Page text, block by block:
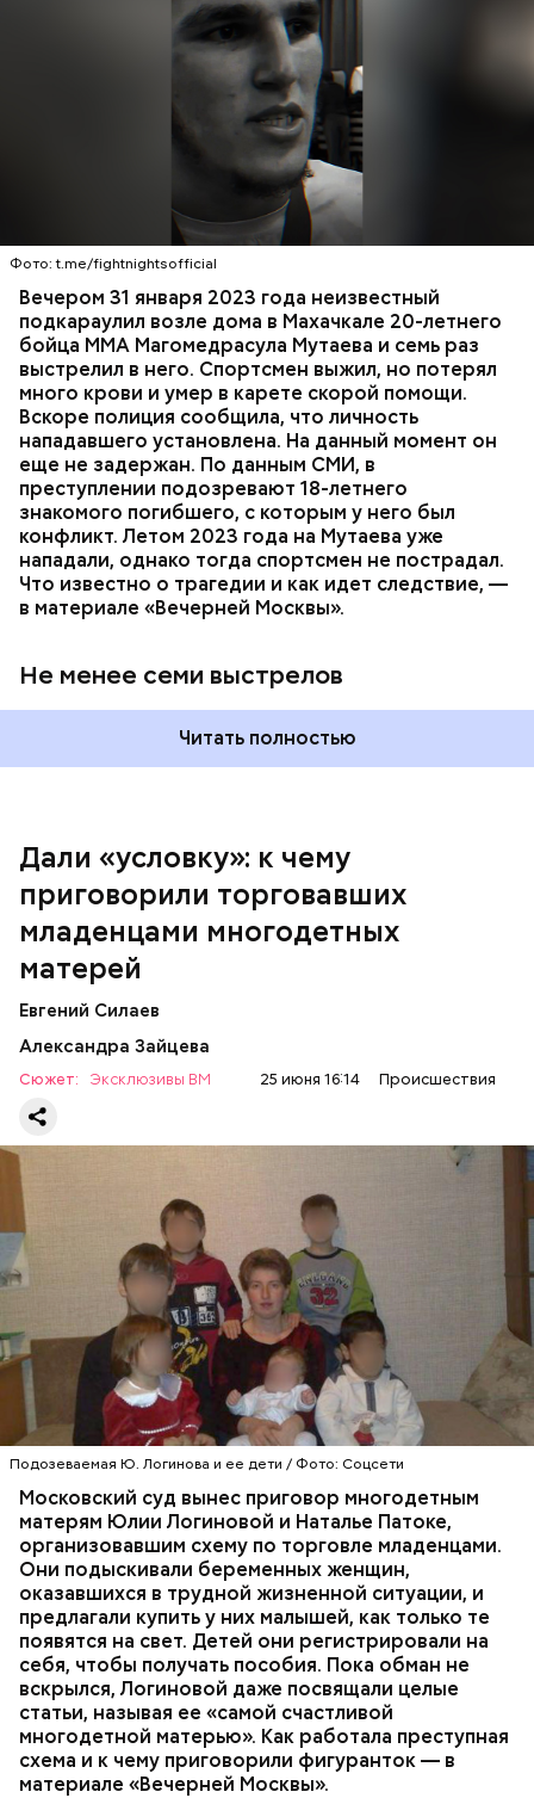
Фото: t.me/fightnightsofficial
Вечером 31 января 2023 года неизвестный
подкараулил возле дома в Махачкале 20-летнего
бойца ММА Магомедрасула Мутаева и семь раз
выстрелил в него. Спортсмен выжил, но потерял
много крови и умер в карете скорой помощи.
Вскоре полиция сообщила, что личность
нападавшего установлена. На данный момент он
еще не задержан. По данным СМИ, в
преступлении подозревают 18-летнего
знакомого погибшего, с которым у него был
конфликт. Летом 2023 года на Мутаева уже
нападали, однако тогда спортсмен не пострадал.
Что известно о трагедии и как идет следствие, —
в материале «Вечерней Москвы».
Не менее семи выстрелов
Вечером 31 января Мутаев возвращался домой с
тренировки. Во дворе жилого дома на улице
Гапцахской в Махачкале на бойца напал
неизвестный. Он выскочил из подъезда, выстрелил
Очевидцы трагедии вызвали полицию и скорую
помощь, однако врачи оказались бессильны —
пострадавший умер по пути в больницу.
Читать полностью
СПОРТ СЛЕДСТВЕННЫЙ КОМИТЕТ
ММА
РЕСПУБЛИКА ДАГЕСТАН
СМЕРТЬ
Дали «условку»: к чему
приговорили торговавших
младенцами многодетных
матерей
Евгений Силаев
Александра Зайцева
Сюжет: Эксклюзивы ВМ 25 июня 16:14 Происшествия
Подозеваемая Ю. Логинова и ее дети / Фото: Соцсети
Московский суд вынес приговор многодетным
матерям Юлии Логиновой и Наталье Патоке,
организовавшим схему по торговле младенцами.
Они подыскивали беременных женщин,
оказавшихся в трудной жизненной ситуации, и
предлагали купить у них малышей, как только те
появятся на свет. Детей они регистрировали на
себя, чтобы получать пособия. Пока обман не
вскрылся, Логиновой даже посвящали целые
статьи, называя ее «самой счастливой
многодетной матерью». Как работала преступная
схема и к чему приговорили фигуранток — в
материале «Вечерней Москвы».
Впервые о своем счастливом опыте материнства
Юлия Логинова рассказала еще в 2009 году: в
газете «Новокосино» появилась ее колонка под
заголовком «Чужих детей не бывает», в которой
жительница столичного района Новокосино
статье женщину представляют как многодетную
мать.
Тогда женщина воспитывала шестерых детей, трое
из которых появились до окончания учебы в вузе,
говорилось в тексте статьи под заголовком «Самая
счастливая мама». Женщина признавалась, что
между семьей и карьерой выбрала первое.
Подозеваемая Ю. Логинова и ее дети / Фото: Соцсети / Фото:
Соцсети
— Мое глубокое убеждение — нельзя быть
одновременно хорошим специалистом и хорошей
мамой. Я выбрала второе, ну а пример — мои
родители, воспитавшие шестерых детей в любви и
достатке, —рассказывала Логинова местной
газете.
К 2023 году число несовершеннолетних детей,
воспитываемых в семье подозреваемой, достигло
15, самый младший из которых появился на свет в
2019 году. В частности, трое малышей родились в
2012 году. Кроме того, двумя годами позже
женщина рассказала в социальных сетях про
ребенка, которого она забрала из подмосковного
детского дома.
ПРОИСШЕСТВИЯ
РАЙОН НОВОКОСИНО
СЛЕДСТВЕННЫЙ КОМИТЕТ
ТОРГОВЛЯ ЛЮДЬМИ
МОСКВА